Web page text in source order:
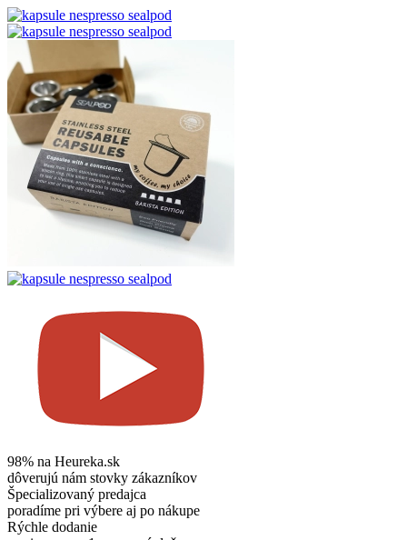
98% na Heureka.sk
dôverujú nám stovky zákazníkov
Špecializovaný predajca
poradíme pri výbere aj po nákupe
Rýchle dodanie